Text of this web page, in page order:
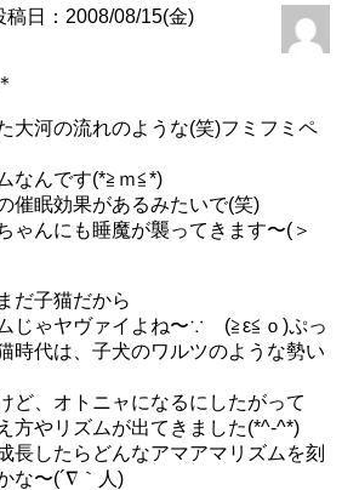
稿日：2008/08/15(金)
大河の流れのような(笑)フミフミペ
なんです(*≧ｍ≦*)
催眠効果があるみたいで(笑)
ゃんにも睡魔が襲ってきます〜(＞
だ子猫だから
じゃヤヴァイよね〜∵ゞ(≧ε≦ｏ)ぷっ
時代は、子犬のワルツのような勢い
ど、オトニャになるにしたがって
方やリズムが出てきました(*^-^*)
長したらどんなアマアマリズムを刻
な〜(´∇｀人)